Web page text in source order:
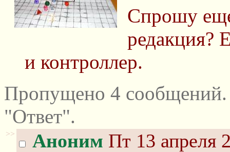
Спрошу
редакция?
и контроллер.
Пропущено 4
"Ответ".
>> Аноним Пт 13 апреля